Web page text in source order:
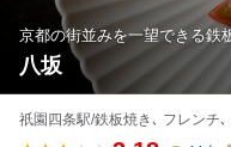
京都の街並みを一望できる鉄
八坂
祇園四条駅/鉄板焼き､ フレンチ